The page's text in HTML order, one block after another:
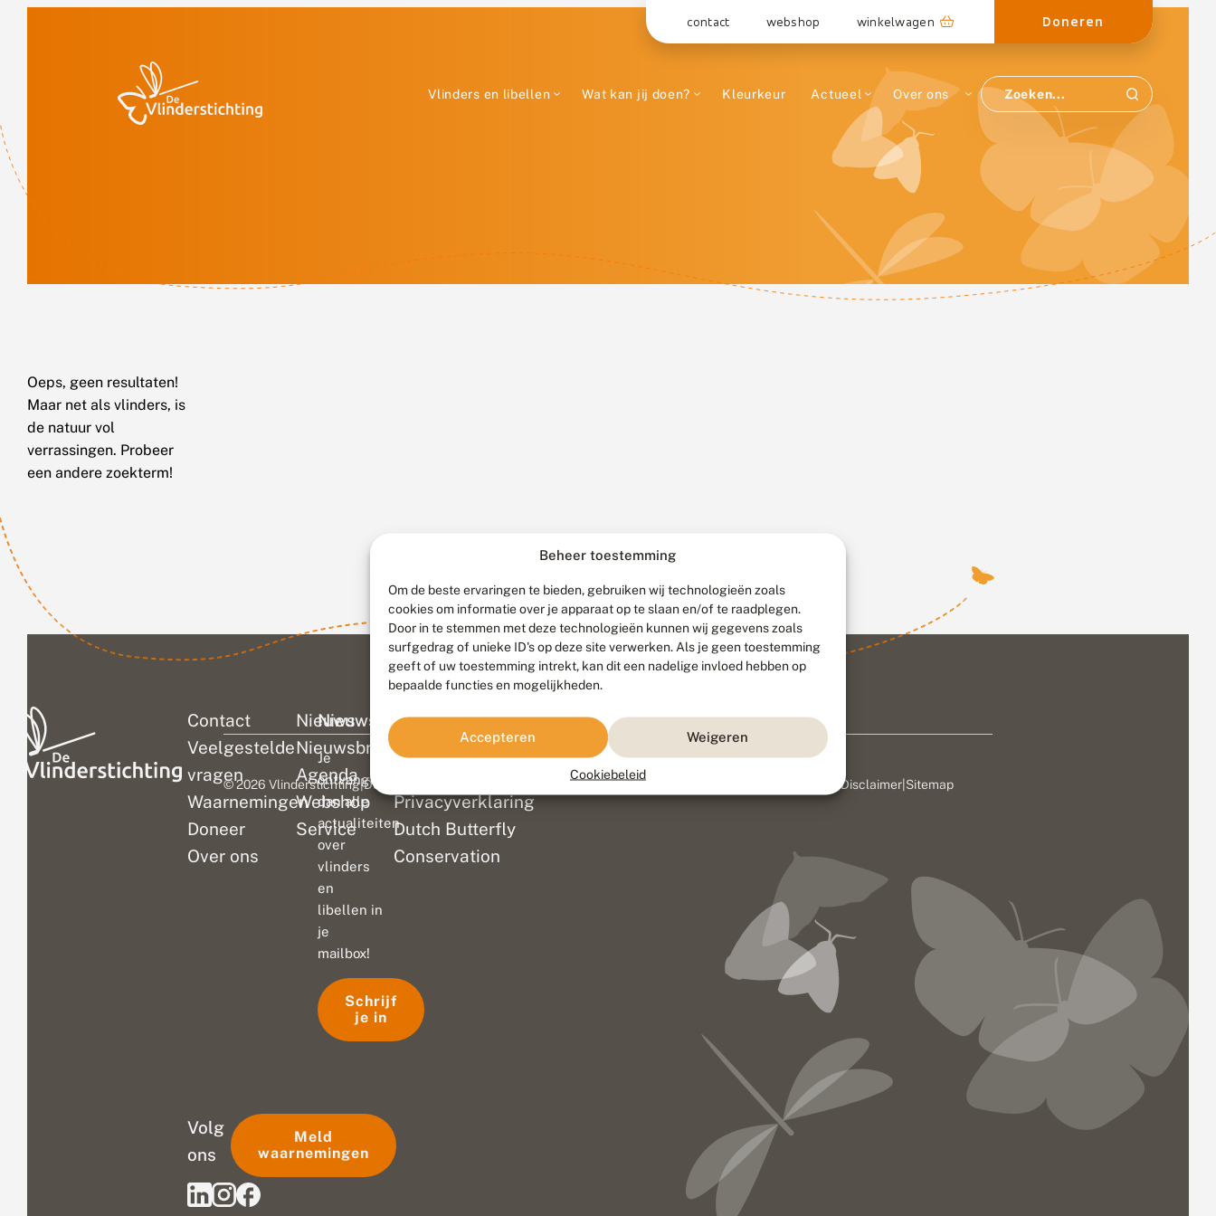
Beheer toestemming
Om de beste ervaringen te bieden, gebruiken wij technologieën zoals
cookies om informatie over je apparaat op te slaan en/of te raadplegen.
Door in te stemmen met deze technologieën kunnen wij gegevens zoals
surfgedrag of unieke ID's op deze site verwerken. Als je geen toestemming
geeft of uw toestemming intrekt, kan dit een nadelige invloed hebben op
bepaalde functies en mogelijkheden.
Accepteren Weigeren
Cookiebeleid
contact webshop winkelwagen Doneren
Vlinders en libellen Wat kan jij doen? Kleurkeur Actueel Over ons
Oeps, geen resultaten!
Maar net als vlinders, is
de natuur vol
verrassingen. Probeer
een andere zoekterm!
Contact
Veelgestelde
vragen
Waarnemingen
Doneer
Over ons
Nieuws
Nieuwsbrief
Agenda
Webshop
Service
Colofon
Disclaimer
Privacyverklaring
Dutch Butterfly
Conservation
Nieuwsbrief
Je
ontvangt
dan alle
actualiteiten
over
vlinders
en
libellen in
je
mailbox!
Schrijf
je in
Volg
ons
Meld
waarnemingen
© 2026 Vlinderstichting|Duurzaam ontwikkeld door Go2People, ontworpen door Disclaimer Sitemap